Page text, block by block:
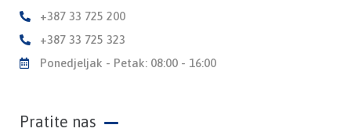
+387 33 725 200
+387 33 725 323
Ponedjeljak - Petak: 08:00 - 16:00
Pratite nas